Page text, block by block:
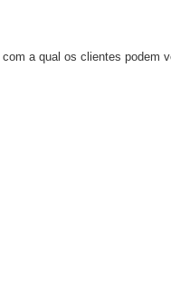
com a qual os clientes podem